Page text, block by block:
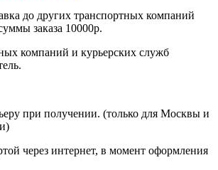
до других транспортных компаний
заказа 10000р.
компаний и курьерских служб
при получении. (только для Москвы и
через интернет, в момент оформления